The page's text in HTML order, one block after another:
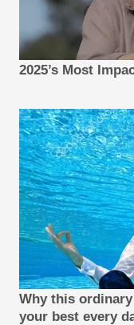
2025’s Most
Why this
your best every